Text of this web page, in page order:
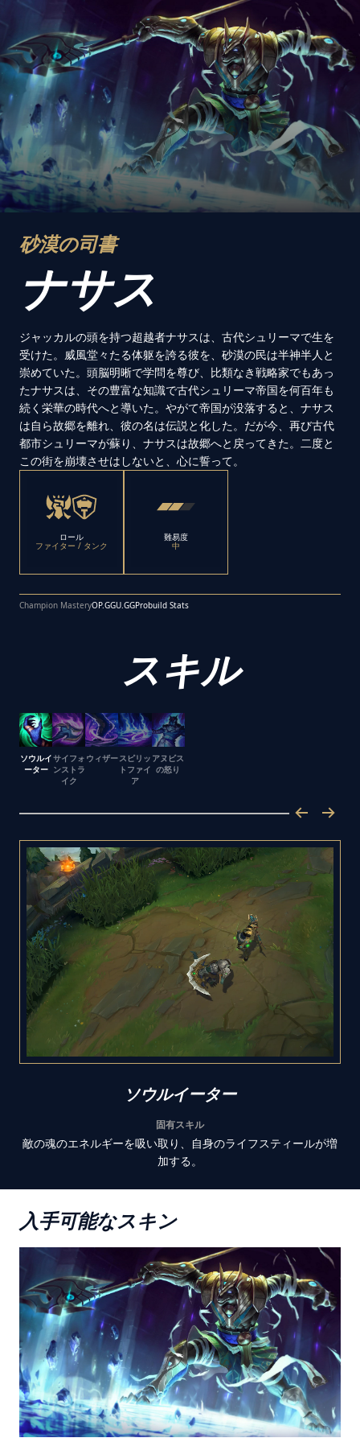
砂漠の司書
ナサス
ジャッカルの頭を持つ超越者ナサスは、古代シュリーマで生を
受けた。威風堂々たる体躯を誇る彼を、砂漠の民は半神半人と
崇めていた。頭脳明晰で学問を尊び、比類なき戦略家でもあっ
たナサスは、その豊富な知識で古代シュリーマ帝国を何百年も
続く栄華の時代へと導いた。やがて帝国が没落すると、ナサス
は自ら故郷を離れ、彼の名は伝説と化した。だが今、再び古代
都市シュリーマが蘇り、ナサスは故郷へと戻ってきた。二度と
この街を崩壊させはしないと、心に誓って。
ロール
ファイター / タンク
難易度
中
Champion MasteryOP.GGU.GGProbuild Stats
スキル
ソウルイ
ーター
サイフォ
ンストラ
イク
ウィザースピリッ
トファイ
ア
アヌビス
の怒り
ソウルイーター
固有スキル
敵の魂のエネルギーを吸い取り、自身のライフスティールが増
加する。
入手可能なスキン